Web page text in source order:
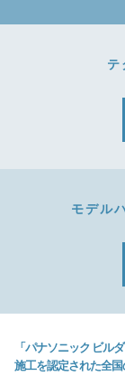
テ
モデル
「パナソニック ビル
施工を認定された全国